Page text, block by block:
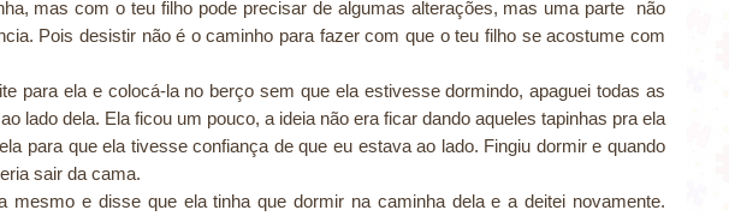
mas com o teu filho pode precisar de algumas alterações, mas uma parte não
Pois desistir não é o caminho para fazer com que o teu filho se acostume com
para ela e colocá-la no berço sem que ela estivesse dormindo, apaguei todas as
lado dela. Ela ficou um pouco, a ideia não era ficar dando aqueles tapinhas pra ela
para que ela tivesse confiança de que eu estava ao lado. Fingiu dormir e quando
sair da cama.
mesmo e disse que ela tinha que dormir na caminha dela e a deitei novamente.